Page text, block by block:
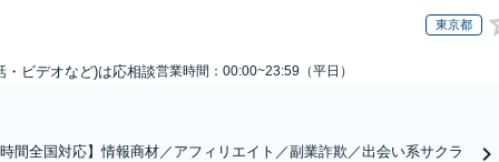
東京都
・ビデオなど)は応相談営業時間：00:00~23:59（平日）
間全国対応】情報商材／アフィリエイト／副業詐欺／出会い系サクラ